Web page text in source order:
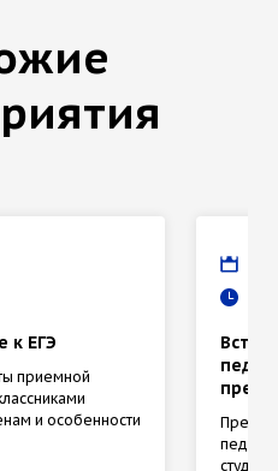
к ЕГЭ
приемной
и особенности